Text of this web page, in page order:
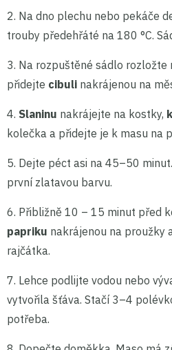
2. Na dno plechu nebo pekáče
trouby předehřáté na 180 °C.
3. Na rozpuštěné sádlo rozložte
přidejte cibuli nakrájenou na
4. Slaninu nakrájejte na kostky,
kolečka a přidejte je k masu na
5. Dejte péct asi na 45–50
první zlatavou barvu.
6. Přibližně 10 – 15 minut před
papriku nakrájenou na proužky
rajčátka.
7. Lehce podlijte vodou nebo
vytvořila šťáva. Stačí 3–4
potřeba.